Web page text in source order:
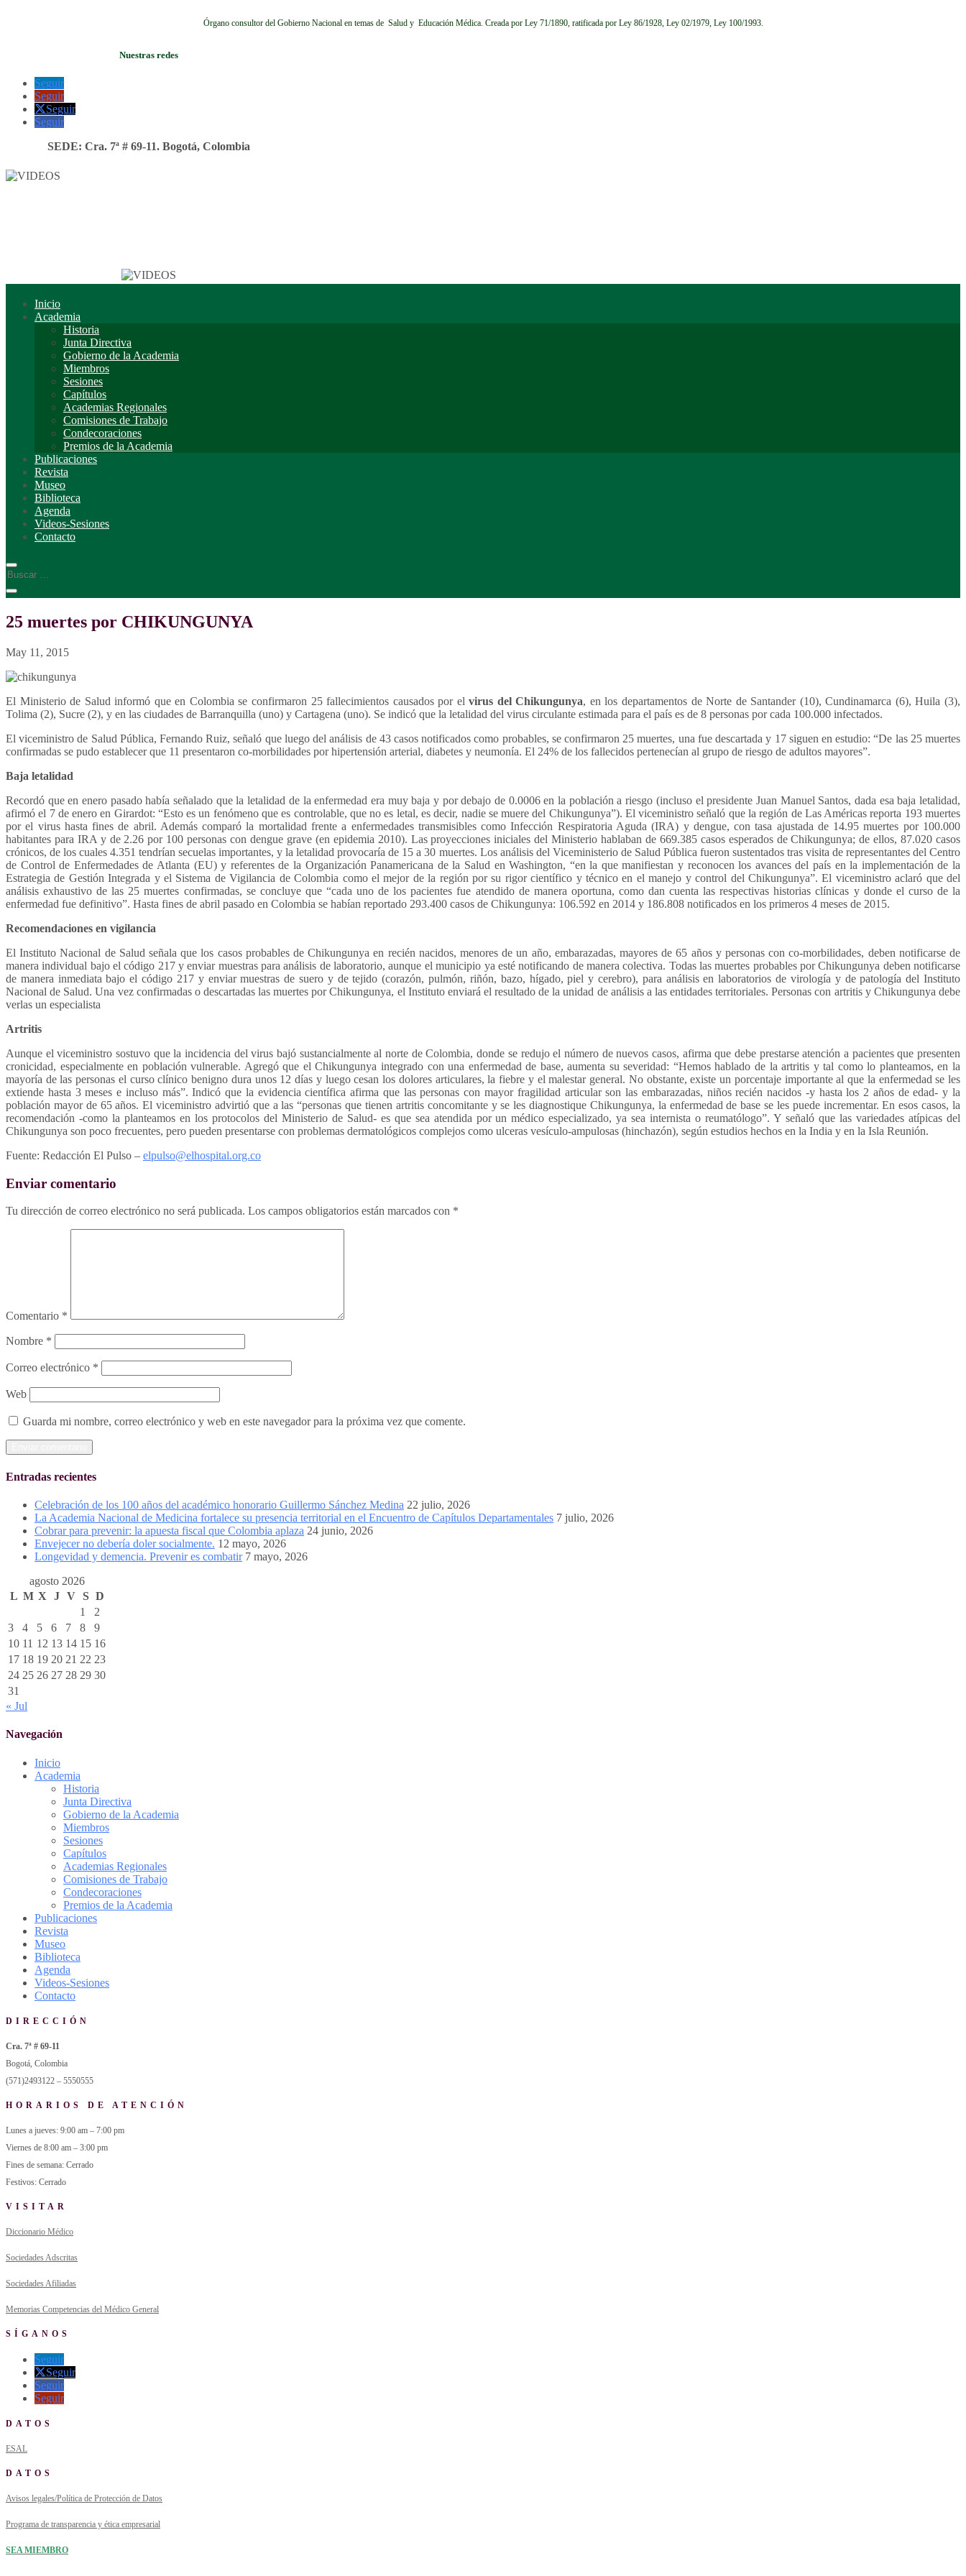
Órgano consultor del Gobierno Nacional en temas de Salud y Educación Médica. Creada por Ley 71/1890, ratificada por Ley 86/1928, Ley 02/1979, Ley 100/1993.
Nuestras redes
Seguir
Seguir
Seguir
Seguir
SEDE: Cra. 7ª # 69-11. Bogotá, Colombia
Inicio
Academia
Historia
Junta Directiva
Gobierno de la Academia
Miembros
Sesiones
Capítulos
Academias Regionales
Comisiones de Trabajo
Condecoraciones
Premios de la Academia
Publicaciones
Revista
Museo
Biblioteca
Agenda
Videos-Sesiones
Contacto
25 muertes por CHIKUNGUNYA
May 11, 2015
El Ministerio de Salud informó que en Colombia se confirmaron 25 fallecimientos causados por elvirus del Chikungunya, en los departamentos de Norte de Santander (10), Cundinamarca (6), Huila (3),
Tolima (2), Sucre (2), y en las ciudades de Barranquilla (uno) y Cartagena (uno). Se indicó que la letalidad del virus circulante estimada para el país es de 8 personas por cada 100.000 infectados.
El viceministro de Salud Pública, Fernando Ruiz, señaló que luego del análisis de 43 casos notificados como probables, se confirmaron 25 muertes, una fue descartada y 17 siguen en estudio: “De las 25 muertes
confirmadas se pudo establecer que 11 presentaron co-morbilidades por hipertensión arterial, diabetes y neumonía. El 24% de los fallecidos pertenecían al grupo de riesgo de adultos mayores”.
Baja letalidad
Recordó que en enero pasado había señalado que la letalidad de la enfermedad era muy baja y por debajo de 0.0006 en la población a riesgo (incluso el presidente Juan Manuel Santos, dada esa baja letalidad,
afirmó el 7 de enero en Girardot: “Esto es un fenómeno que es controlable, que no es letal, es decir, nadie se muere del Chikungunya”). El viceministro señaló que la región de Las Américas reporta 193 muertes
por el virus hasta fines de abril. Además comparó la mortalidad frente a enfermedades transmisibles como Infección Respiratoria Aguda (IRA) y dengue, con tasa ajustada de 14.95 muertes por 100.000
habitantes para IRA y de 2.26 por 100 personas con dengue grave (en epidemia 2010). Las proyecciones iniciales del Ministerio hablaban de 669.385 casos esperados de Chikungunya; de ellos, 87.020 casos
crónicos, de los cuales 4.351 tendrían secuelas importantes, y la letalidad provocaría de 15 a 30 muertes. Los análisis del Viceministerio de Salud Pública fueron sustentados tras visita de representantes del Centro
de Control de Enfermedades de Atlanta (EU) y referentes de la Organización Panamericana de la Salud en Washington, “en la que manifiestan y reconocen los avances del país en la implementación de la
Estrategia de Gestión Integrada y el Sistema de Vigilancia de Colombia como el mejor de la región por su rigor científico y técnico en el manejo y control del Chikungunya”. El viceministro aclaró que del
análisis exhaustivo de las 25 muertes confirmadas, se concluye que “cada uno de los pacientes fue atendido de manera oportuna, como dan cuenta las respectivas historias clínicas y donde el curso de la
enfermedad fue definitivo”. Hasta fines de abril pasado en Colombia se habían reportado 293.400 casos de Chikungunya: 106.592 en 2014 y 186.808 notificados en los primeros 4 meses de 2015.
Recomendaciones en vigilancia
El Instituto Nacional de Salud señala que los casos probables de Chikungunya en recién nacidos, menores de un año, embarazadas, mayores de 65 años y personas con co-morbilidades, deben notificarse de
manera individual bajo el código 217 y enviar muestras para análisis de laboratorio, aunque el municipio ya esté notificando de manera colectiva. Todas las muertes probables por Chikungunya deben notificarse
de manera inmediata bajo el código 217 y enviar muestras de suero y de tejido (corazón, pulmón, riñón, bazo, hígado, piel y cerebro), para análisis en laboratorios de virología y de patología del Instituto
Nacional de Salud. Una vez confirmadas o descartadas las muertes por Chikungunya, el Instituto enviará el resultado de la unidad de análisis a las entidades territoriales. Personas con artritis y Chikungunya debe
verlas un especialista
Artritis
Aunque el viceministro sostuvo que la incidencia del virus bajó sustancialmente al norte de Colombia, donde se redujo el número de nuevos casos, afirma que debe prestarse atención a pacientes que presenten
cronicidad, especialmente en población vulnerable. Agregó que el Chikungunya integrado con una enfermedad de base, aumenta su severidad: “Hemos hablado de la artritis y tal como lo planteamos, en la
mayoría de las personas el curso clínico benigno dura unos 12 días y luego cesan los dolores articulares, la fiebre y el malestar general. No obstante, existe un porcentaje importante al que la enfermedad se les
extiende hasta 3 meses e incluso más”. Indicó que la evidencia científica afirma que las personas con mayor fragilidad articular son las embarazadas, niños recién nacidos -y hasta los 2 años de edad- y la
población mayor de 65 años. El viceministro advirtió que a las “personas que tienen artritis concomitante y se les diagnostique Chikungunya, la enfermedad de base se les puede incrementar. En esos casos, la
recomendación -como la planteamos en los protocolos del Ministerio de Salud- es que sea atendida por un médico especializado, ya sea internista o reumatólogo”. Y señaló que las variedades atípicas del
Chikungunya son poco frecuentes, pero pueden presentarse con problemas dermatológicos complejos como ulceras vesículo-ampulosas (hinchazón), según estudios hechos en la India y en la Isla Reunión.
Fuente: Redacción El Pulso – elpulso@elhospital.org.co
Enviar comentario
Tu dirección de correo electrónico no será publicada. Los campos obligatorios están marcados con *
Comentario *
Nombre *
Correo electrónico *
Web
Guarda mi nombre, correo electrónico y web en este navegador para la próxima vez que comente.
Entradas recientes
Celebración de los 100 años del académico honorario Guillermo Sánchez Medina 22 julio, 2026
La Academia Nacional de Medicina fortalece su presencia territorial en el Encuentro de Capítulos Departamentales 7 julio, 2026
Cobrar para prevenir: la apuesta fiscal que Colombia aplaza 24 junio, 2026
Envejecer no debería doler socialmente. 12 mayo, 2026
Longevidad y demencia. Prevenir es combatir 7 mayo, 2026
agosto 2026
L M X J V S D
1
2
3
4 5 6 7 8
9
10 11 12 13 14 15 16
17 18 19 20 21 22 23
24 25 26 27 28 29 30
31
« Jul
Navegación
Inicio
Academia
Historia
Junta Directiva
Gobierno de la Academia
Miembros
Sesiones
Capítulos
Academias Regionales
Comisiones de Trabajo
Condecoraciones
Premios de la Academia
Publicaciones
Revista
Museo
Biblioteca
Agenda
Videos-Sesiones
Contacto
DIRECCIÓN
Cra. 7ª # 69-11
Bogotá, Colombia
(571)2493122 – 5550555
HORARIOS DE ATENCIÓN
Lunes a jueves: 9:00 am – 7:00 pm
Viernes de 8:00 am – 3:00 pm
Fines de semana: Cerrado
Festivos: Cerrado
VISITAR
Diccionario Médico
Sociedades Adscritas
Sociedades Afiliadas
Memorias Competencias del Médico General
SÍGANOS
Seguir
Seguir
Seguir
Seguir
DATOS
ESAL
DATOS
Avisos legales/Política de Protección de Datos
Programa de transparencia y ética empresarial
SEA MIEMBRO